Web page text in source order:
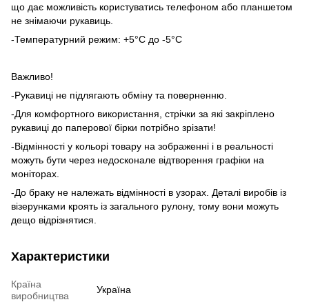
що дає можливість користуватись телефоном або планшетом
не знімаючи рукавиць.
-Температурний режим: +5°С до -5°С
Важливо!
-Рукавиці не підлягають обміну та поверненню.
-Для комфортного використання, стрічки за які закріплено
рукавиці до паперової бірки потрібно зрізати!
-Відмінності у кольорі товару на зображенні і в реальності
можуть бути через недосконале відтворення графіки на
моніторах.
-До браку не належать відмінності в узорах. Деталі виробів із
візерунками кроять із загального рулону, тому вони можуть
дещо відрізнятися.
Характеристики
Країна
виробництва
Україна